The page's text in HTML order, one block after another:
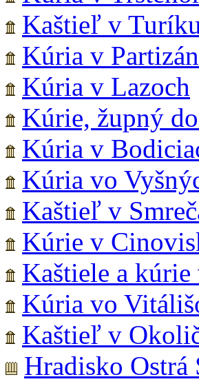
Kaštieľ v Turíku
Kúria v
Kúria v Lazoch
Kúrie, župný
Kúria v
Kúria vo
Kaštieľ v
Kúrie v
Kaštiele a
Kúria vo
Kaštieľ v
Hradisko Ostrá